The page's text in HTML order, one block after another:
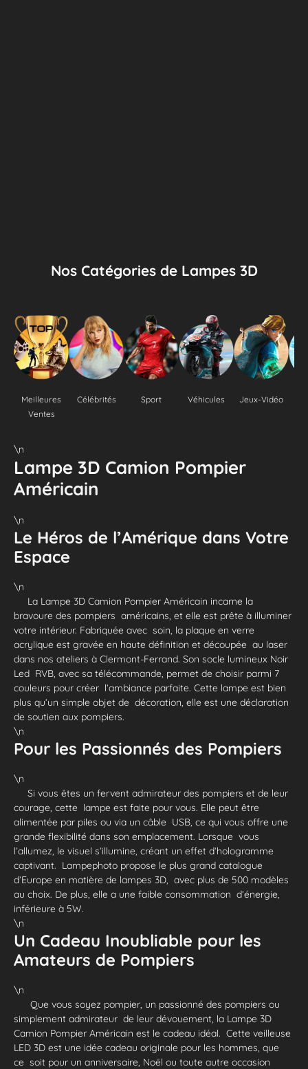
Nos Catégories de Lampes 3D
Meilleures
Ventes
Célébrités Sport Véhicules Jeux-Vidéo
\n
Lampe 3D Camion Pompier
Américain
\n
Le Héros de l’Amérique dans Votre
Espace
\n
La Lampe 3D Camion Pompier Américain incarne la
bravoure des pompiers américains, et elle est prête à illuminer
votre intérieur. Fabriquée avec soin, la plaque en verre
acrylique est gravée en haute définition et découpée au laser
dans nos ateliers à Clermont-Ferrand. Son socle lumineux Noir
Led RVB, avec sa télécommande, permet de choisir parmi 7
couleurs pour créer l’ambiance parfaite. Cette lampe est bien
plus qu’un simple objet de décoration, elle est une déclaration
de soutien aux pompiers.
\n
Pour les Passionnés des Pompiers
\n
Si vous êtes un fervent admirateur des pompiers et de leur
courage, cette lampe est faite pour vous. Elle peut être
alimentée par piles ou via un câble USB, ce qui vous offre une
grande flexibilité dans son emplacement. Lorsque vous
l’allumez, le visuel s’illumine, créant un effet d’hologramme
captivant. Lampephoto propose le plus grand catalogue
d’Europe en matière de lampes 3D, avec plus de 500 modèles
au choix. De plus, elle a une faible consommation d’énergie,
inférieure à 5W.
\n
Un Cadeau Inoubliable pour les
Amateurs de Pompiers
\n
Que vous soyez pompier, un passionné des pompiers ou
simplement admirateur de leur dévouement, la Lampe 3D
Camion Pompier Américain est le cadeau idéal. Cette veilleuse
LED 3D est une idée cadeau originale pour les hommes, que
ce soit pour un anniversaire, Noël ou toute autre occasion